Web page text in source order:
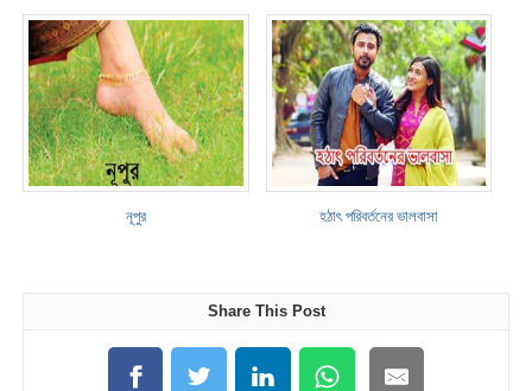
নূপুর হঠাৎ পরিবর্তনের ভালবাসা
Share This Post